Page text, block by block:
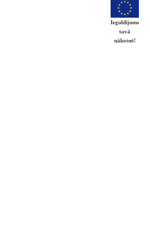
Ieguldījums
tavā
nākotnē!